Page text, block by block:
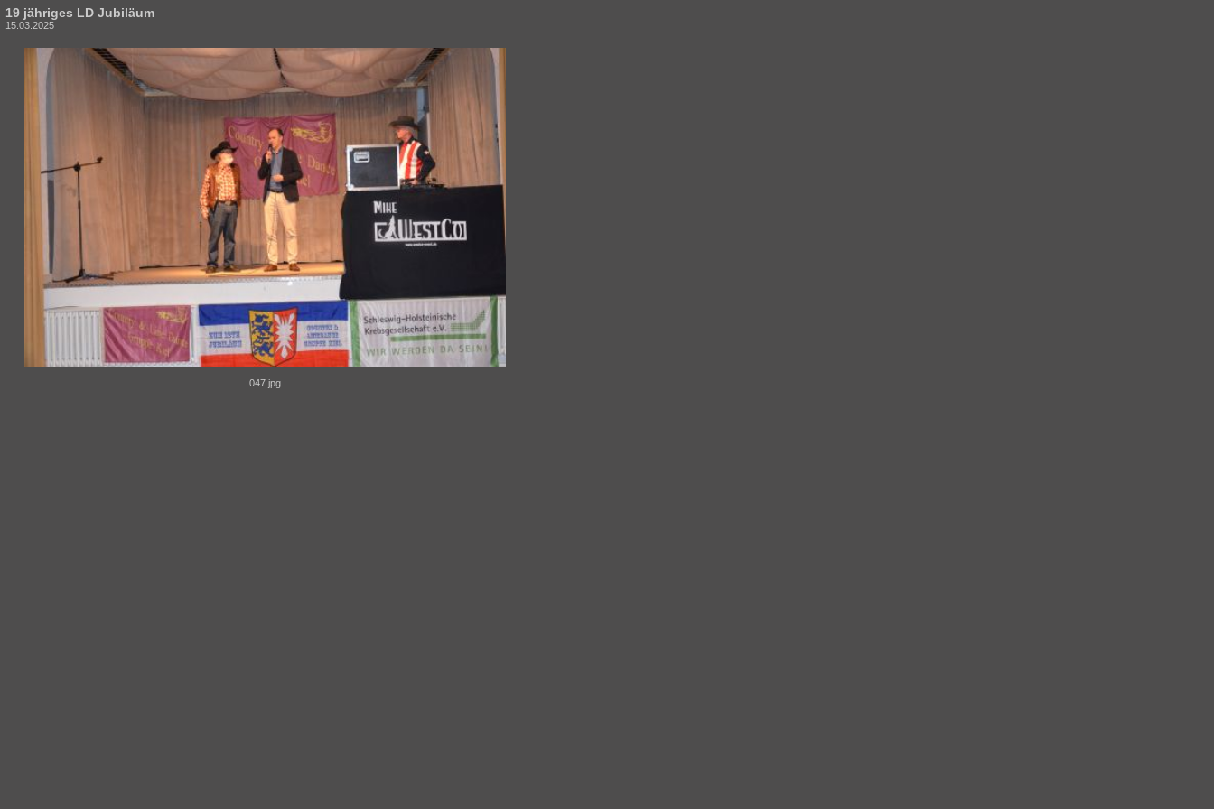
19 jähriges LD Jubiläum
15.03.2025
047.jpg